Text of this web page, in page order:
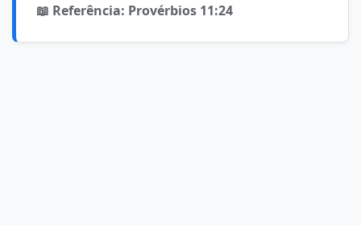
📖 Referência: Provérbios 11:24